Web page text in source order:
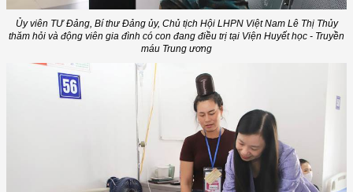
Ủy viên TƯ Đảng, Bí thư Đảng ủy, Chủ tịch Hội LHPN Việt Nam Lê Thị Thủy
thăm hỏi và động viên gia đình có con đang điều trị tại Viện Huyết học - Truyền
máu Trung ương